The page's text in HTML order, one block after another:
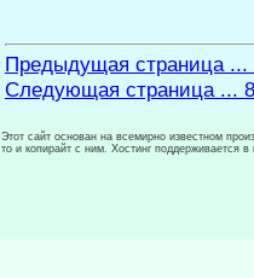
Предыдущая страница ...
Следующая страница ...
Этот сайт основан на всемирно известном
то и копирайт с ним. Хостинг поддерживается